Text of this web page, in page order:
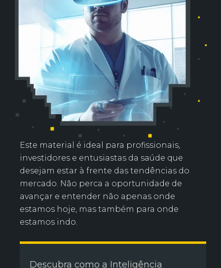
Este material é ideal para profissionais,
investidores e entusiastas da saúde que
desejam estar à frente das tendências do
mercado. Não perca a oportunidade de
avançar e entender não apenas onde
estamos hoje, mas também para onde
estamos indo.
Descubra como a Inteligência